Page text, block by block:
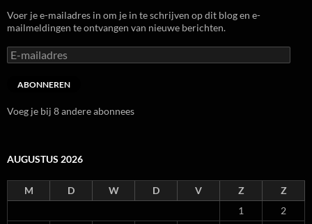
Voer je e-mailadres in om je in te schrijven op dit blog en e-
mailmeldingen te ontvangen van nieuwe berichten.
E-
mailadres
ABONNEREN
Voeg je bij 8 andere abonnees
AUGUSTUS 2026
M D W D V Z
Z
1
2